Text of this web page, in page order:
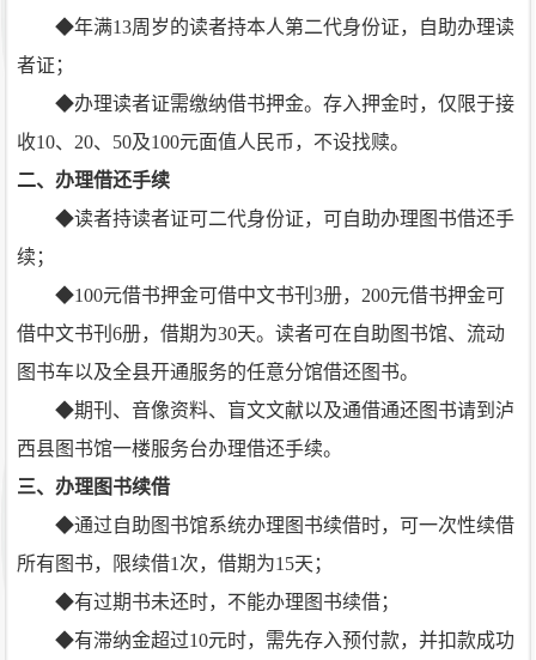
◆年满13周岁的读者持本人第二代身份证，自助办理读
者证；
◆办理读者证需缴纳借书押金。存入押金时，仅限于接
收10、20、50及100元面值人民币，不设找赎。
二、办理借还手续
◆读者持读者证可二代身份证，可自助办理图书借还手
续；
◆100元借书押金可借中文书刊3册，200元借书押金可
借中文书刊6册，借期为30天。读者可在自助图书馆、流动
图书车以及全县开通服务的任意分馆借还图书。
◆期刊、音像资料、盲文文献以及通借通还图书请到泸
西县图书馆一楼服务台办理借还手续。
三、办理图书续借
◆通过自助图书馆系统办理图书续借时，可一次性续借
所有图书，限续借1次，借期为15天；
◆有过期书未还时，不能办理图书续借；
◆有滞纳金超过10元时，需先存入预付款，并扣款成功